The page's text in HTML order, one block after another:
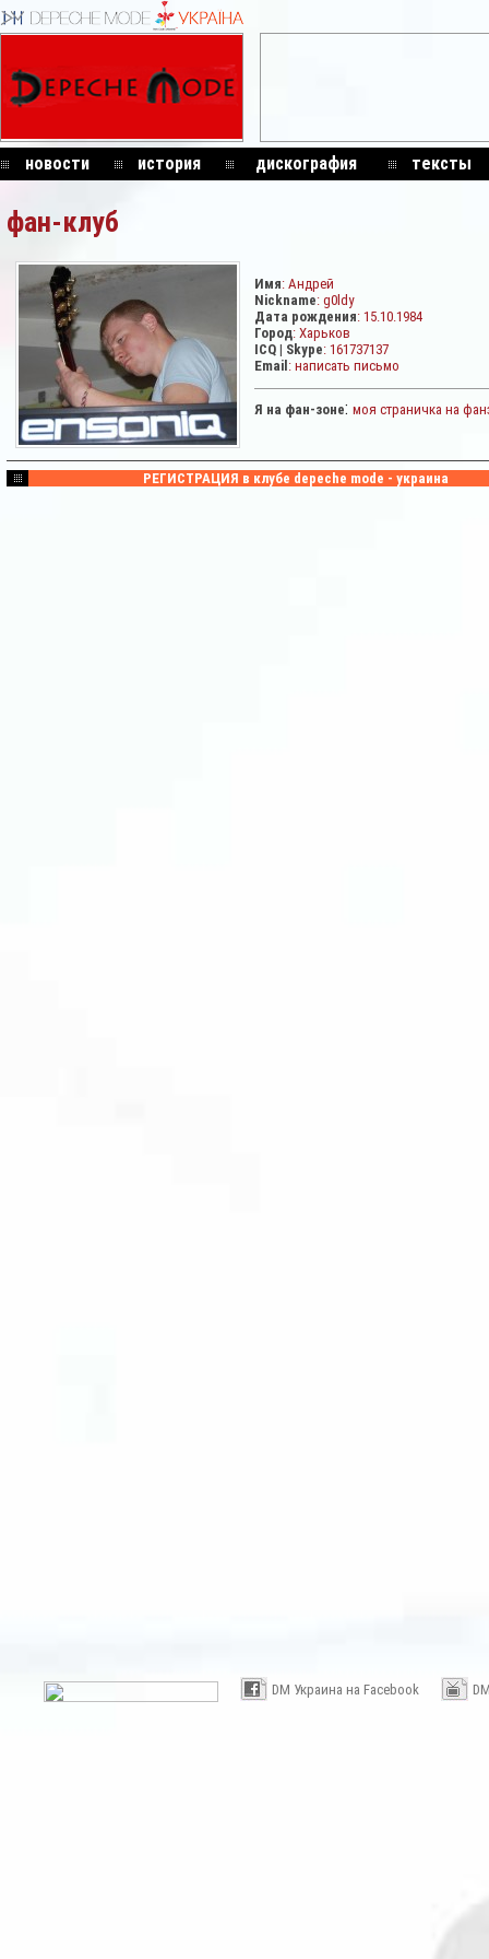
новости история дискография тексты
фан-клуб
Имя: Андрей
Nickname: g0ldy
Дата рождения: 15.10.1984
Город: Харьков
ICQ | Skype: 161737137
Email : написать письмо
Я на фан-зоне: моя страничка на
РЕГИСТРАЦИЯ в клубе depeche mode - украина
DM Украина на Facebook